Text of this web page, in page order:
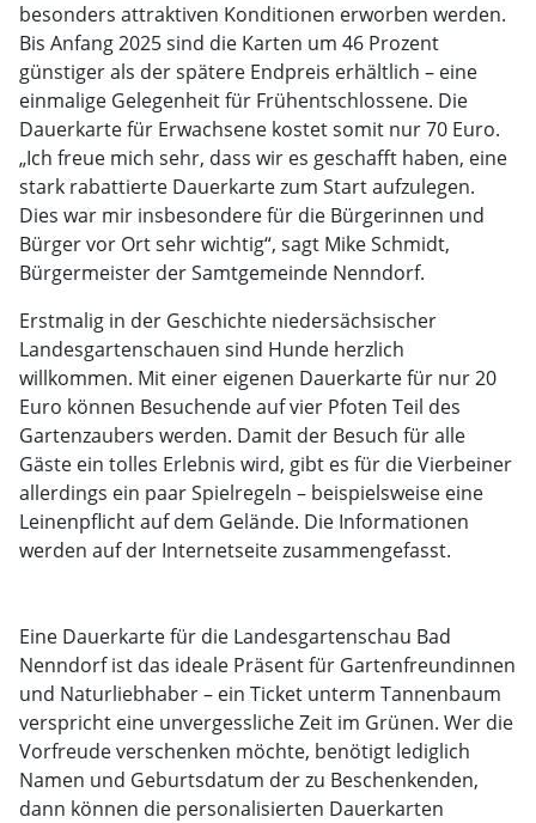
besonders attraktiven Konditionen erworben werden.
Bis Anfang 2025 sind die Karten um 46 Prozent
günstiger als der spätere Endpreis erhältlich – eine
einmalige Gelegenheit für Frühentschlossene. Die
Dauerkarte für Erwachsene kostet somit nur 70 Euro.
„Ich freue mich sehr, dass wir es geschafft haben, eine
stark rabattierte Dauerkarte zum Start aufzulegen.
Dies war mir insbesondere für die Bürgerinnen und
Bürger vor Ort sehr wichtig“, sagt Mike Schmidt,
Bürgermeister der Samtgemeinde Nenndorf.
Erstmalig in der Geschichte niedersächsischer
Landesgartenschauen sind Hunde herzlich
willkommen. Mit einer eigenen Dauerkarte für nur 20
Euro können Besuchende auf vier Pfoten Teil des
Gartenzaubers werden. Damit der Besuch für alle
Gäste ein tolles Erlebnis wird, gibt es für die Vierbeiner
allerdings ein paar Spielregeln – beispielsweise eine
Leinenpflicht auf dem Gelände. Die Informationen
werden auf der Internetseite zusammengefasst.
Eine Dauerkarte für die Landesgartenschau Bad
Nenndorf ist das ideale Präsent für Gartenfreundinnen
und Naturliebhaber – ein Ticket unterm Tannenbaum
verspricht eine unvergessliche Zeit im Grünen. Wer die
Vorfreude verschenken möchte, benötigt lediglich
Namen und Geburtsdatum der zu Beschenkenden,
dann können die personalisierten Dauerkarten